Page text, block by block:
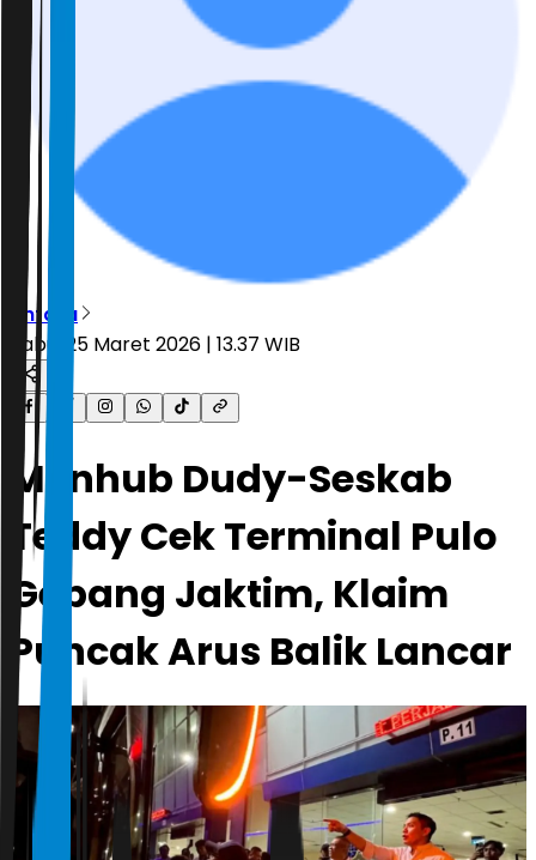
Antara
Rabu, 25 Maret 2026 | 13.37 WIB
Menhub Dudy-Seskab
Teddy Cek Terminal Pulo
Gebang Jaktim, Klaim
Puncak Arus Balik Lancar